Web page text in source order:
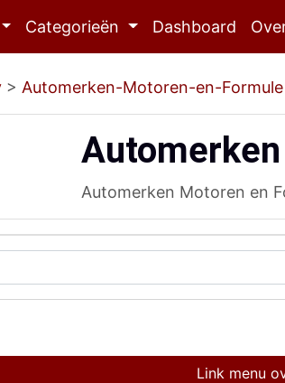
Categorieën Dashboard
> Automerken-Motoren-en-Formule
Automerken Motoren en
Link menu